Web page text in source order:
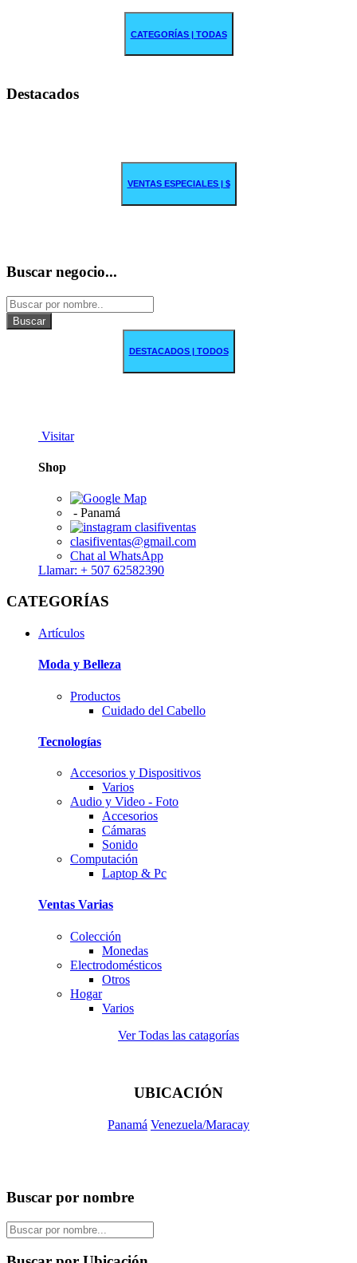
CATEGORÍAS | TODAS
Destacados
VENTAS ESPECIALES | $
Buscar negocio...
Buscar
DESTACADOS | TODOS
Visitar
Shop
- Panamá
clasifiventas
clasifiventas@gmail.com
Chat al WhatsApp
Llamar: + 507 62582390
CATEGORÍAS
Artículos
Moda y Belleza
Productos
Cuidado del Cabello
Tecnologí­as
Accesorios y Dispositivos
Varios
Audio y Video - Foto
Accesorios
Cámaras
Sonido
Computación
Laptop & Pc
Ventas Varias
Colección
Monedas
Electrodomésticos
Otros
Hogar
Varios
Ver Todas las catagorías
UBICACIÓN
Panamá Venezuela/Maracay
Buscar por nombre